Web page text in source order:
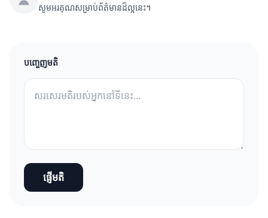
សូមអរគុណសម្រាប់ព័ត៌មានដ៏ល្អនេះ។
បញ្ចេញមតិ
ផ្ញើមតិ